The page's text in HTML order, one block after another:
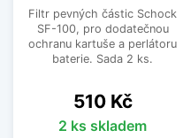
Filtr pevných částic Schock
SF-100, pro dodatečnou
ochranu kartuše a perlátoru
baterie. Sada 2 ks.
Cena
510 Kč
2 ks skladem